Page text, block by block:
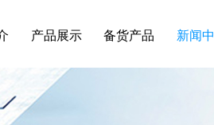
产品展示 备货产品 新闻